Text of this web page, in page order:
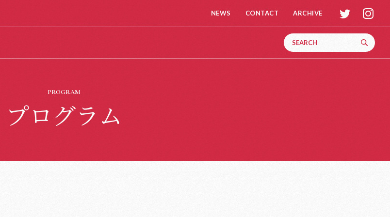
NEWS CONTACT ARCHIVE t i
PROGRAM
プログラム